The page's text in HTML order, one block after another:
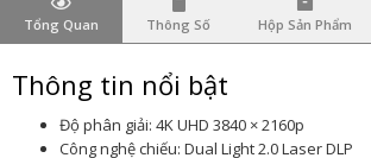
Tổng Quan Thông Số Hộp Sản Phẩm
Thông tin nổi bật
Độ phân giải: 4K UHD 3840 × 2160p
Công nghệ chiếu: Dual Light 2.0 Laser DLP